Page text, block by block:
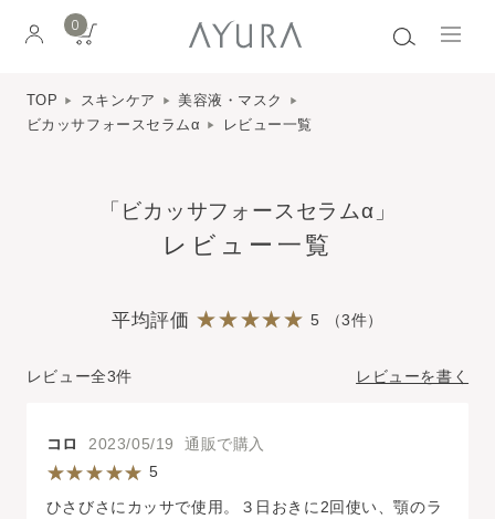
0
TOP スキンケア
美容液・マスク
ビカッサフォースセラムα
レビュー一覧
「ビカッサフォースセラムα」
レビュー一覧
平均評価 5 （3件）
レビュー全3件 レビューを書く
コロ 2023/05/19 通販で購入
5
ひさびさにカッサで使用。３日おきに2回使い、顎のラ